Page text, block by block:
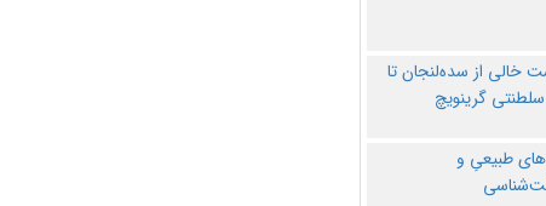
خالی از سده‌لنجان تا
گرینویچ
طبیعیِ و